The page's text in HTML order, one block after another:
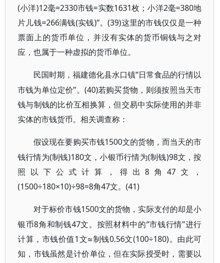
(小洋)12毫=2330市钱=实数1631枚；小洋2毫=380地
片儿钱=266满钱(实钱)”。(39)这里的市钱仅仅是一种
票面上的货币单位，并没有实体的货币铜钱与之对
应，也属于一种虚拟的货币单位。
民国时期，福建德化县水口镇“日常食品的行情以
市钱为单位定价”。(40)若购买货物，则须按照当天市
钱与制钱的比价互相换算，但交易中实际使用的并非
实体的市钱货币。相关调查称：
假设现在要购买市钱1500文的货物，而当天的市
钱行情为(制钱)180文，小银币行情为(制钱)98文，按
照以下公式计算，得出8角47文，
(1500÷180×10)÷98=8角47文。(41)
对于标价市钱1500文的货物，实际支付的却是小
银币8角和制钱47文。按照材料中的“市钱行情”进行
计算，市钱价值1文≈制钱0.56文(100÷180)。由此可
知，市钱虽然是计价单位，但在实际授受时，需要以